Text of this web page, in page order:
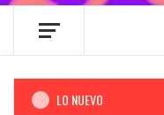
LO NUEVO